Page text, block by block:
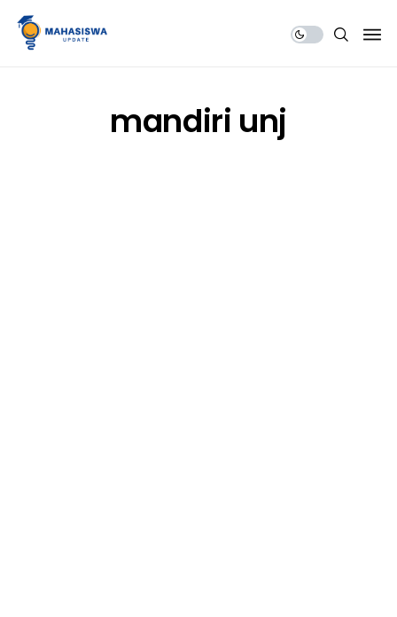
mandiri unj